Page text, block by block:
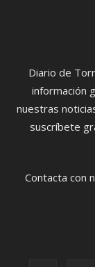
Diario de
información
nuestras
suscríbete
Contacta con